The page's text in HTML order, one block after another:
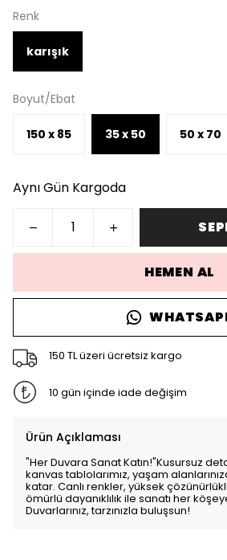
Renk
karışık
Boyut/Ebat
150 x 85 35 x 50 50 x 70
Aynı Gün Kargoda
HEMEN AL
150 TL üzeri ücretsiz kargo
10 gün içinde iade değişim
Ürün Açıklaması
"Her Duvara Sanat Katın!"Kusursuz
kanvas tablolarımız, yaşam
katar. Canlı renkler, yüksek
ömürlü dayanıklılık ile sanatı her
Duvarlarınız, tarzınızla buluşsun!